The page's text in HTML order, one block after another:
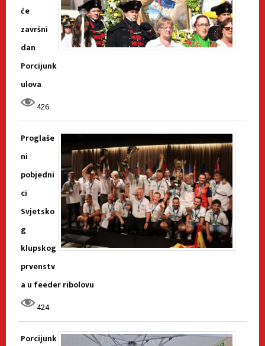
će
završni
dan
Porcijunk
ulova
426
Proglaše
ni
pobjedni
ci
Svjetsko
g
klupskog
prvenstv
a u feeder ribolovu
424
Porcijunk